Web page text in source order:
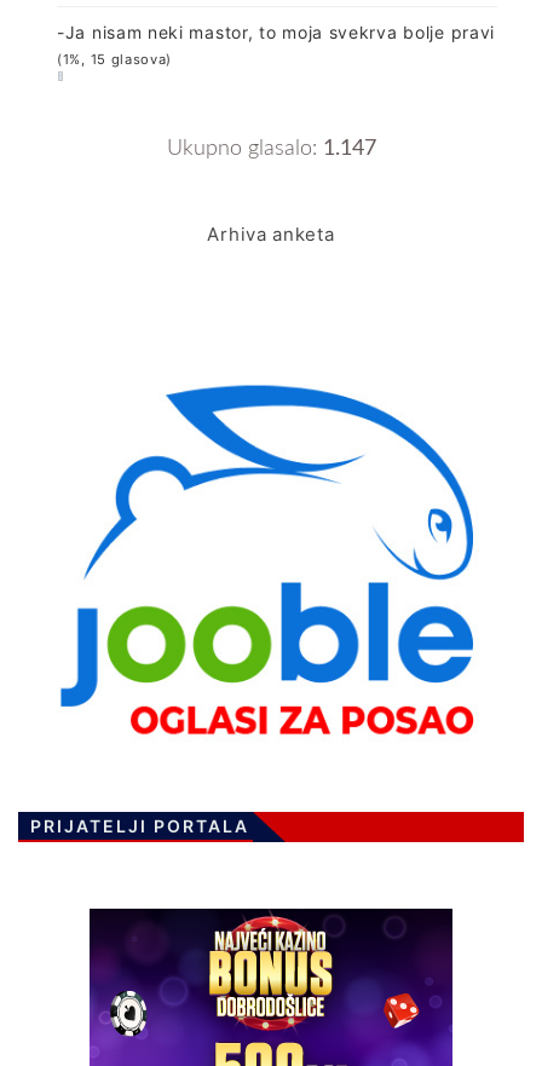
-Ja nisam neki mastor, to moja svekrva bolje pravi
(1%, 15 glasova)
Ukupno glasalo: 1.147
Arhiva anketa
PRIJATELJI PORTALA